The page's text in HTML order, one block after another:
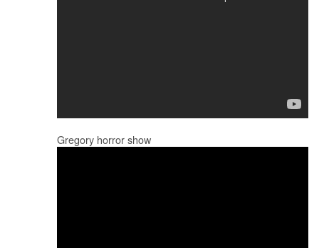
Gregory horror show